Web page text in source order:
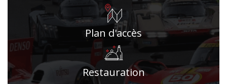
Plan d'accès
Restauration